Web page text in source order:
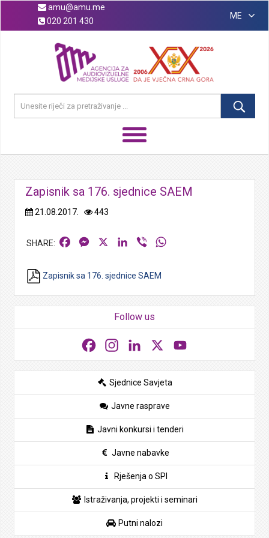
amu@amu.me
020 201 430
ME
Zapisnik sa 176. sjednice SAEM
21.08.2017. 443
FacebookMessengerLinkedIn
Viber
Zapisnik sa 176. sjednice SAEM
Follow us
FacebookInstagramLinkedIn
Sjednice Savjeta
Javne rasprave
Javni konkursi i tenderi
Javne nabavke
Rješenja o SPI
Istraživanja, projekti i seminari
Putni nalozi